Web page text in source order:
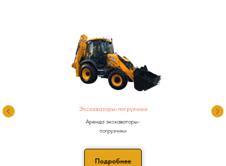
Экскаваторы-погрузчики
Аренда экскаваторы-
погрузчики
Подробнее